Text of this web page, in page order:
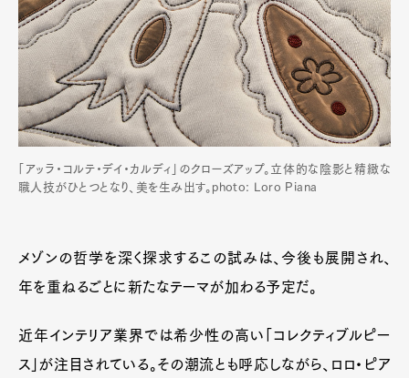
「アッラ・コルテ・デイ・カルディ」のクローズアップ。立体的な陰影と精緻な
職人技がひとつとなり、美を生み出す。photo: Loro Piana
メゾンの哲学を深く探求するこの試みは、今後も展開され、
年を重ねるごとに新たなテーマが加わる予定だ。
近年インテリア業界では希少性の高い「コレクティブルピー
ス」が注目されている。その潮流とも呼応しながら、ロロ・ピア